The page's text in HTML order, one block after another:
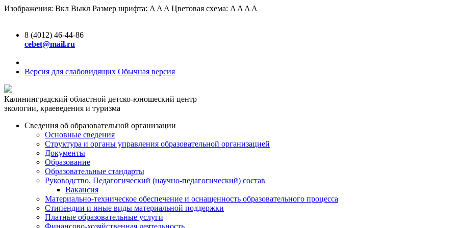
Изображения: Вкл Выкл Размер шрифта: A A A Цветовая схема: A A A A
8 (4012) 46-44-86
cebet@mail.ru
Версия для слабовидящих Обычная версия
Калининградский областной детско-юношеский центр
экологии, краеведения и туризма
Сведения об образовательной организации
Основные сведения
Структура и органы управления образовательной организацией
Документы
Образование
Образовательные стандарты
Руководство. Педагогический (научно-педагогический) состав
Вакансия
Материально-техническое обеспечение и оснащенность образовательного процесса
Стипендии и иные виды материальной поддержки
Платные образовательные услуги
Финансово-хозяйственная деятельность